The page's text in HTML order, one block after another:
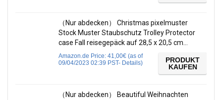
（Nur abdecken） Christmas pixelmuster
Stock Muster Staubschutz Trolley Protector
case Fall reisegepäck auf 28,5 x 20,5 cm…
Amazon.de Price: 41,00€ (as of
09/04/2023 02:39 PST- Details)
PRODUKT
KAUFEN
（Nur abdecken） Beautiful Weihnachten